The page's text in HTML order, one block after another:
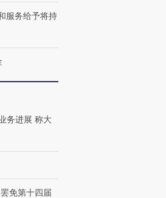
”的印
戏法
利亚
兹奖得主的“非天才”拼图
服务给予将持
务进展 称大
免第十四届